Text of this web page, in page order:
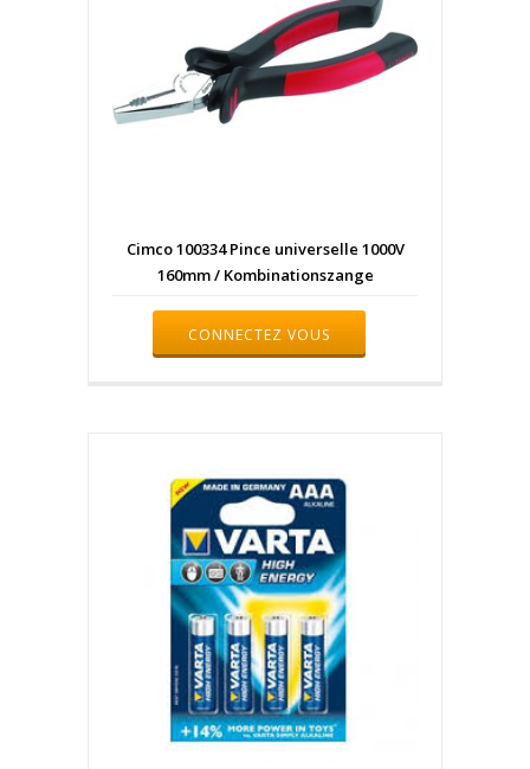
Cimco 100334 Pince universelle 1000V
160mm / Kombinationszange
CONNECTEZ VOUS